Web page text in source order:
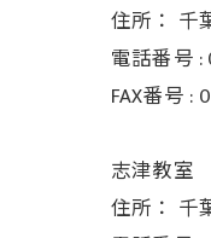
住所： 千
電話番号 :
FAX番号 :
志津教室
住所： 千